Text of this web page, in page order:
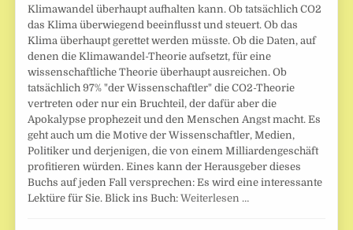
Klimawandel überhaupt aufhalten kann. Ob tatsächlich CO2
das Klima überwiegend beeinflusst und steuert. Ob das
Klima überhaupt gerettet werden müsste. Ob die Daten, auf
denen die Klimawandel-Theorie aufsetzt, für eine
wissenschaftliche Theorie überhaupt ausreichen. Ob
tatsächlich 97% "der Wissenschaftler" die CO2-Theorie
vertreten oder nur ein Bruchteil, der dafür aber die
Apokalypse prophezeit und den Menschen Angst macht. Es
geht auch um die Motive der Wissenschaftler, Medien,
Politiker und derjenigen, die von einem Milliardengeschäft
profitieren würden. Eines kann der Herausgeber dieses
Buchs auf jeden Fall versprechen: Es wird eine interessante
Lektüre für Sie. Blick ins Buch:Weiterlesen …